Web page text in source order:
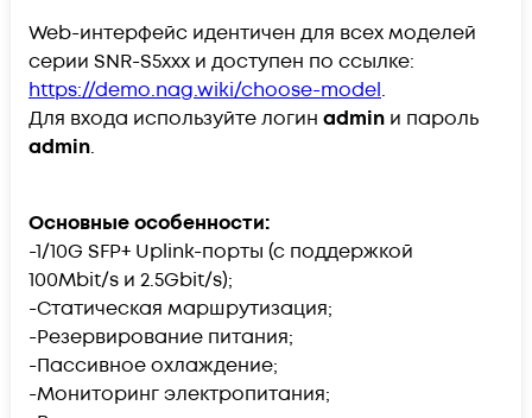
Web-интерфейс идентичен для всех моделей
серии SNR-S5xxx и доступен по ссылке:
https://demo.nag.wiki/choose-model.
Для входа используйте логин admin и пароль
admin.
Основные особенности:
-1/10G SFP+ Uplink-порты (с поддержкой
100Mbit/s и 2.5Gbit/s);
-Статическая маршрутизация;
-Резервирование питания;
-Пассивное охлаждение;
-Мониторинг электропитания;